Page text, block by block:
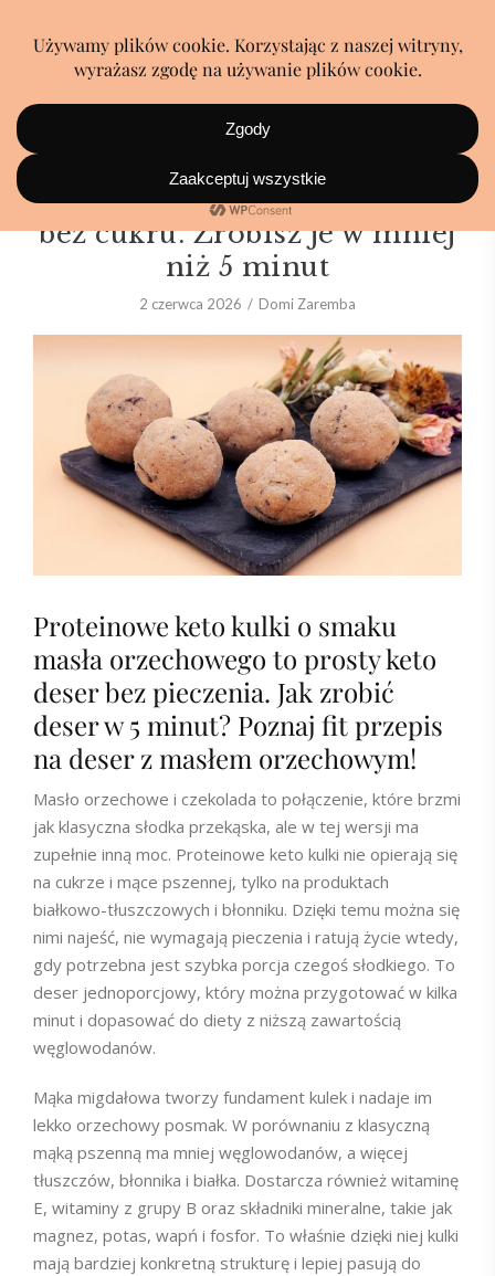
Witaminowe keto kulki mocy
bez cukru. Zrobisz je w mniej
niż 5 minut
2 czerwca 2026 Domi Zaremba
Proteinowe keto kulki o smaku
masła orzechowego to prosty keto
deser bez pieczenia. Jak zrobić
deser w 5 minut? Poznaj fit przepis
na deser z masłem orzechowym!
Masło orzechowe i czekolada to połączenie, które brzmi
jak klasyczna słodka przekąska, ale w tej wersji ma
zupełnie inną moc. Proteinowe keto kulki nie opierają się
na cukrze i mące pszennej, tylko na produktach
białkowo-tłuszczowych i błonniku. Dzięki temu można się
nimi najeść, nie wymagają pieczenia i ratują życie wtedy,
gdy potrzebna jest szybka porcja czegoś słodkiego. To
deser jednoporcjowy, który można przygotować w kilka
minut i dopasować do diety z niższą zawartością
węglowodanów.
Mąka migdałowa tworzy fundament kulek i nadaje im
lekko orzechowy posmak. W porównaniu z klasyczną
mąką pszenną ma mniej węglowodanów, a więcej
tłuszczów, błonnika i białka. Dostarcza również witaminę
E, witaminy z grupy B oraz składniki mineralne, takie jak
magnez, potas, wapń i fosfor. To właśnie dzięki niej kulki
mają bardziej konkretną strukturę i lepiej pasują do